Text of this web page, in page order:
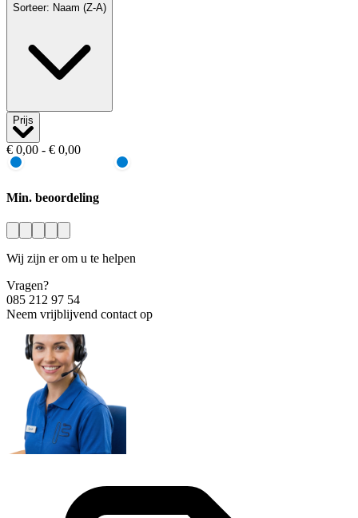
Sorteer: Naam (Z-A)
Prijs
€ 0,00 - € 0,00
Min. beoordeling
Wij zijn er om u te helpen
Vragen?
085 212 97 54
Neem vrijblijvend contact op